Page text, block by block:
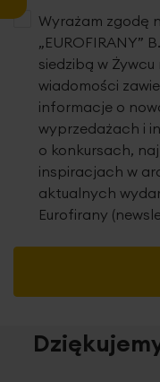
Wyrażam zgodę
„EUROFIRANY”
siedzibą w
wiadomości
informacje o
wyprzedażach i
o konkursach,
inspiracjach w
aktualnych
Eurofirany